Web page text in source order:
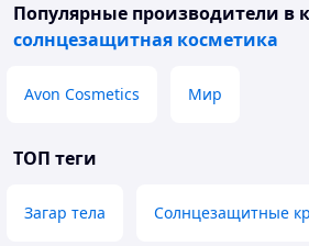
Популярные производители в
солнцезащитная косметика
Avon Cosmetics Мир
ТОП теги
Загар тела Солнцезащитные